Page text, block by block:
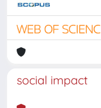
social impact